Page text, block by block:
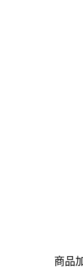
商品